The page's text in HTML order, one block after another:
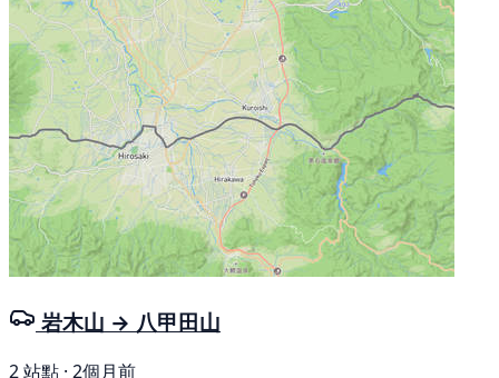
岩木山 → 八甲田山
2 站點 · 2個月前